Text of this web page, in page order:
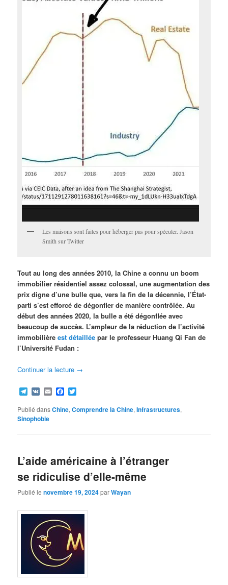
Les maisons sont faites pour héberger pas pour spéculer. Jason
Smith sur Twitter
Tout au long des années 2010, la Chine a connu un boom
immobilier résidentiel assez colossal, une augmentation des
prix digne d’une bulle que, vers la fin de la décennie, l’État-
parti s’est efforcé de dégonfler de manière contrôlée. Au
début des années 2020, la bulle a été dégonflée avec
beaucoup de succès. L’ampleur de la réduction de l’activité
immobilièreest détaillée par le professeur Huang Qi Fan de
l’Université Fudan :
Continuer la lecture →
Telegram
VK EmailFacebook
Publié dansChine,Comprendre la Chine,Infrastructures,
Sinophobie
L’aide américaine à l’étranger
se ridiculise d’elle-même
Publié lenovembre 19, 2024parWayan